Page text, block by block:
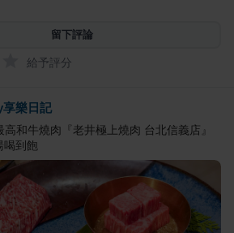
留下評論
給予評分
樂日記
高和牛燒肉『老井極上燒肉 台北信義店』
喝到飽